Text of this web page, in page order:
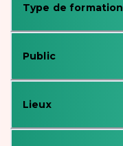
Type de formation
Public
Lieux